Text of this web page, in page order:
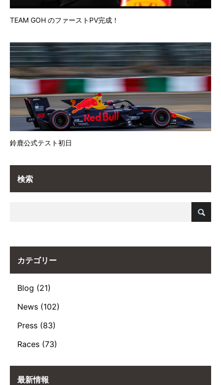
TEAM GOH のファーストPV完成！
鈴鹿公式テスト初日
検索
カテゴリー
Blog (21)
News (102)
Press (83)
Races (73)
最新情報